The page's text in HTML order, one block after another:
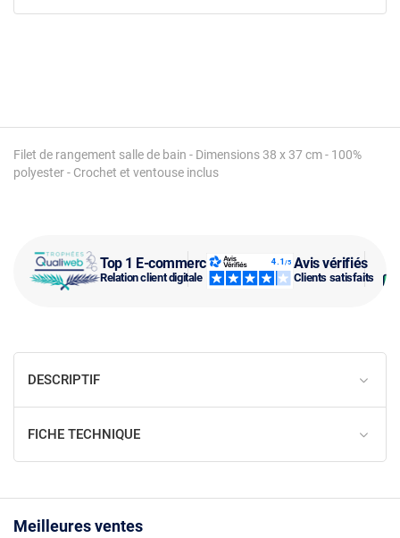
Top 1 E-commerce
Relation client digitale
Avis vérifiés
Clients satisfaits
Filet de rangement salle de bain - Dimensions 38 x 37 cm - 100%
polyester - Crochet et ventouse inclus
DESCRIPTIF
FICHE TECHNIQUE
Meilleures ventes